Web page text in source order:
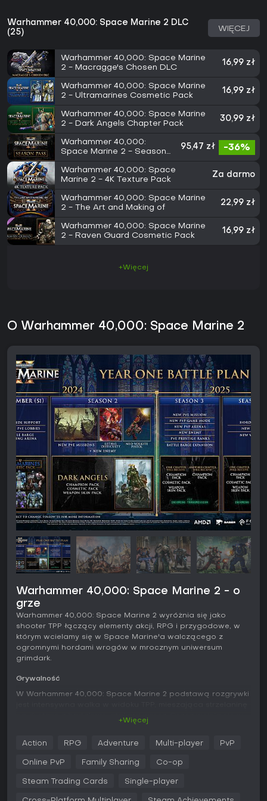
Warhammer 40,000: Space Marine 2 DLC
(25)
WIĘCEJ
Warhammer 40,000: Space Marine
2 - Macragge's Chosen DLC
16,99 zł
Warhammer 40,000: Space Marine
2 - Ultramarines Cosmetic Pack
16,99 zł
Warhammer 40,000: Space Marine
2 - Dark Angels Chapter Pack
30,99 zł
Warhammer 40,000:
Space Marine 2 - Season
95,47 zł -36%
Warhammer 40,000: Space
Marine 2 - 4K Texture Pack
Za darmo
Warhammer 40,000: Space Marine
2 - The Art and Making of
22,99 zł
Warhammer 40,000: Space Marine
2 - Raven Guard Cosmetic Pack
16,99 zł
+Więcej
O Warhammer 40,000: Space Marine 2
Warhammer 40,000: Space Marine 2 - o
grze
Warhammer 40,000: Space Marine 2 wyróżnia się jako
shooter TPP łączący elementy akcji, RPG i przygodowe, w
którym wcielamy się w Space Marine'a walczącego z
ogromnymi hordami wrogów w mrocznym uniwersum
grimdark.
Grywalność
W Warhammer 40,000: Space Marine 2 podstawą rozgrywki
przeciwników. Egzekucje przywracają zdrowie, a zdolności
typu Righteous Fury dają tymczasowe wzmocnienia w
zbroję, ale umożliwia zwinne uniki i szarże. Kluczowa jest
+Więcej
Action RPG Adventure Multi-player PvP
Online PvP Family Sharing Co-op
Steam Trading Cards Single-player